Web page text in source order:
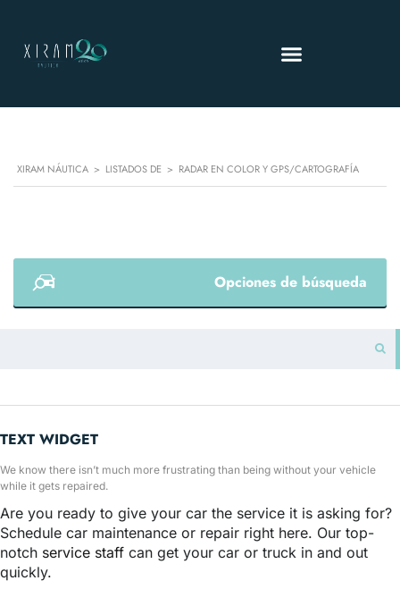
XIRAM NÁUTICA > LISTADOS DE > RADAR EN COLOR Y GPS/CARTOGRAFÍA
Opciones de búsqueda
TEXT WIDGET
We know there isn’t much more frustrating than being without your vehicle
while it gets repaired.
Are you ready to give your car the service it is asking for?
Schedule car maintenance or repair right here. Our top-
notch service staff can get your car or truck in and out
quickly.